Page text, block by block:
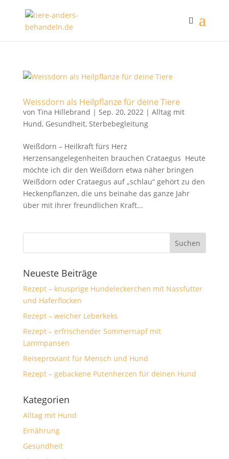
Weissdorn als Heilpflanze für deine Tiere
von Tina Hillebrand | Sep. 20, 2022| Alltag mit
Hund, Gesundheit, Sterbebegleitung
Weißdorn – Heilkraft fürs Herz
Herzensangelegenheiten brauchen Crataegus Heute
möchte ich dir den Weißdorn etwa näher bringen
Weißdorn oder Crataegus auf „schlau“ gehört zu den
Heckenpflanzen, die uns beinahe das ganze Jahr
über mit ihrer freundlichen Kraft...
Neueste Beiträge
Rezept – knusprige Hundeleckerchen mit Nassfutter
und Haferflocken
Rezept – weicher Leberkeks
Rezept – erfrischender Sommernapf mit
Lammpansen
Reiseproviant für Mensch und Hund
Rezept – gebackene Putenherzen für deinen Hund
Kategorien
Alltag mit Hund
Ernährung
Gesundheit